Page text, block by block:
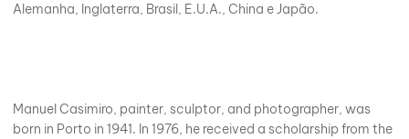
Alemanha, Inglaterra, Brasil, E.U.A., China e Japão.
Manuel Casimiro, painter, sculptor, and photographer, was
born in Porto in 1941. In 1976, he received a scholarship from the